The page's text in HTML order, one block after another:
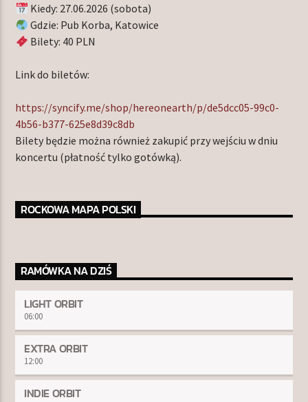
Kiedy: 27.06.2026 (sobota)
Gdzie: Pub Korba, Katowice
Bilety: 40 PLN
Link do biletów:
https://syncify.me/shop/hereonearth/p/de5dcc05-99c0-
4b56-b377-625e8d39c8db
Bilety będzie można również zakupić przy wejściu w dniu
koncertu (płatność tylko gotówką).
ROCKOWA MAPA POLSKI
RAMÓWKA NA DZIŚ
LIGHT ORBIT
06:00
EXTRA ORBIT
12:00
INDIE ORBIT